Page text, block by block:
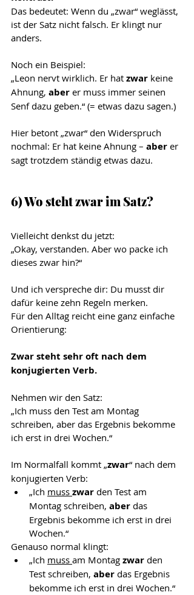
Das bedeutet: Wenn du „zwar“ weglässt,
ist der Satz nicht falsch. Er klingt nur
anders.
Noch ein Beispiel:
„Leon nervt wirklich. Er hat zwar keine
Ahnung, aber er muss immer seinen
Senf dazu geben.“ (= etwas dazu sagen.)
Hier betont „zwar“ den Widerspruch
nochmal: Er hat keine Ahnung – aber er
sagt trotzdem ständig etwas dazu.
6) Wo steht zwar im Satz?
Vielleicht denkst du jetzt:
„Okay, verstanden. Aber wo packe ich
dieses zwar hin?“
Und ich verspreche dir: Du musst dir
dafür keine zehn Regeln merken.
Für den Alltag reicht eine ganz einfache
Orientierung:
Zwar steht sehr oft nach dem
konjugierten Verb.
Nehmen wir den Satz:
„Ich muss den Test am Montag
schreiben, aber das Ergebnis bekomme
ich erst in drei Wochen.“
Im Normalfall kommt „zwar“ nach dem
konjugierten Verb:
„Ich muss zwar den Test am
Montag schreiben, aber das
Ergebnis bekomme ich erst in drei
Wochen.“
Genauso normal klingt:
„Ich muss am Montag zwar den
Test schreiben, aber das Ergebnis
bekomme ich erst in drei Wochen.“